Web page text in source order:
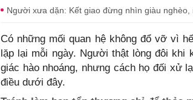
Người xưa dặn: Kết giao đừng nhìn giàu
Có những mối quan hệ không đổ vỡ vì
lặp lại mỗi ngày. Người thật lòng đôi khi
giác hào nhoáng, nhưng cách họ đối xử
điều dưới đây.